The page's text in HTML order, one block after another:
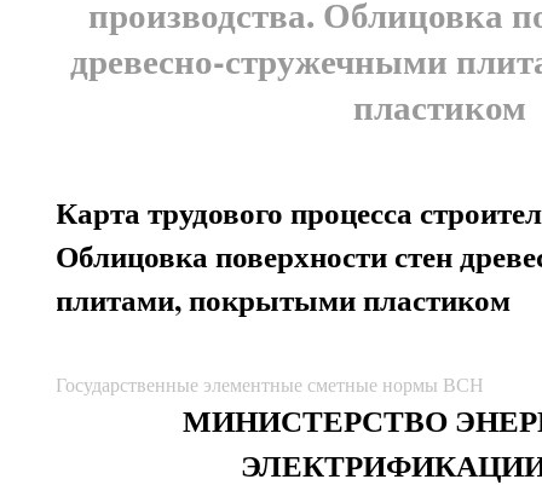
производства. Облицовка
древесно-стружечными
пластиком
Карта трудового процесса
Облицовка поверхности стен
плитами, покрытыми пластиком
Государственные элементные сметные нормы ВСН
МИНИСТЕРСТВО